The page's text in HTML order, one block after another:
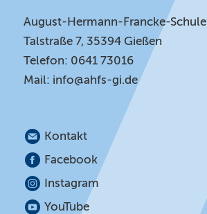
August-Hermann-Francke-Schule
Talstraße 7, 35394 Gießen
Telefon: 0641 73016
Mail: info@ahfs-gi.de
Kontakt
Facebook
Instagram
YouTube